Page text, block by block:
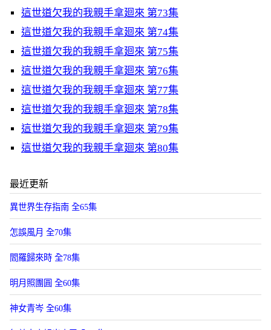
這世道欠我的我親手拿廻來 第73集
這世道欠我的我親手拿廻來 第74集
這世道欠我的我親手拿廻來 第75集
這世道欠我的我親手拿廻來 第76集
這世道欠我的我親手拿廻來 第77集
這世道欠我的我親手拿廻來 第78集
這世道欠我的我親手拿廻來 第79集
這世道欠我的我親手拿廻來 第80集
最近更新
異世界生存指南 全65集
怎誤風月 全70集
閻羅歸來時 全78集
明月照團圓 全60集
神女青岑 全60集